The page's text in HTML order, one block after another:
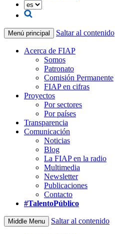
Menú principal Saltar al contenido
Acerca de FIAP
Somos
Patronato
Comisión Permanente
FIAP en cifras
Proyectos
Por sectores
Por países
Transparencia
Comunicación
Noticias
Blog
La FIAP en la radio
Multimedia
Newsletter
Publicaciones
Contacto
#TalentoPúblico
Middle Menu Saltar al contenido